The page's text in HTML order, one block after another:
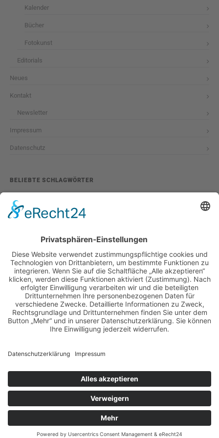
Kalender
Bücher
Fotokunst
Editorials
Neues
Kontakt
Newsletter
Impressum
Datenschutz
BELIEBTE SCHLAGWÖRTER
burlesque cuba special
girls & legendary us-cars kalender golden oldies
helge thomsen kalender kalender 2021 kalender 2022
kalender releaseparty livestream magazin modern pin-up
monatskalender neuerscheinungen oberhafen oldtimer
oldtimertreffen paula walks peter lemke
pin-up modelcontest print-magazin referenzen
schwarz-weiß fotografie street magazine sway books
tüv hanse gmbh us-cars
veranstaltungen weihnachten weihnachtsfeier
Copyright © Carlos Kella | Photography, alle Rechte vorbehalten |
Datenschutz